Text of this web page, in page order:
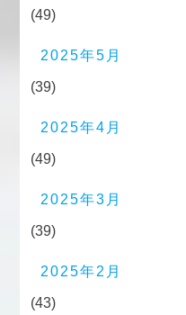
(49)
2025年5月
(39)
2025年4月
(49)
2025年3月
(39)
2025年2月
(43)